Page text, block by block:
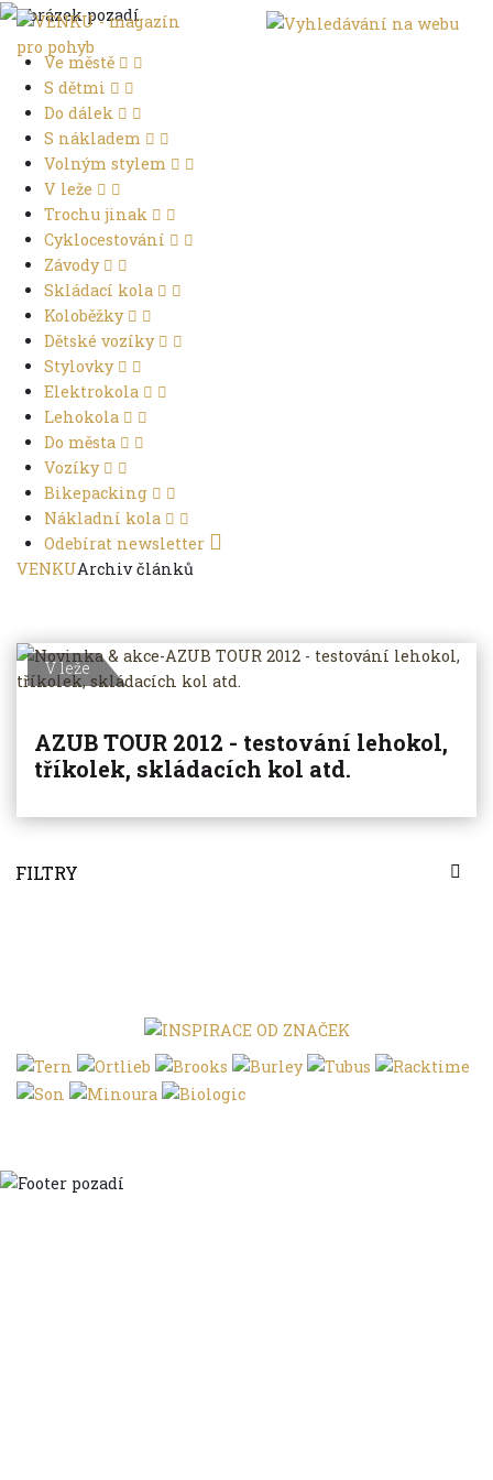
Ve městě
S dětmi
Do dálek
S nákladem
Volným stylem
V leže
Trochu jinak
Cyklocestování
Závody
Skládací kola
Koloběžky
Dětské vozíky
Stylovky
Elektrokola
Lehokola
Do města
Vozíky
Bikepacking
Nákladní kola
Odebírat newsletter
VENKUArchiv článků
FILTRY
V leže
AZUB TOUR 2012 - testování lehokol,
tříkolek, skládacích kol atd.